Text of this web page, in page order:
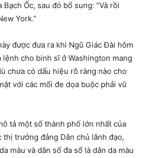
Ốc, sau đó bổ sung: “Và rồi
York.”
được đưa ra khi Ngũ Giác Đài hôm
lệnh cho binh sĩ ở Washington mang
chưa có dấu hiệu rõ ràng nào cho
với các mối đe dọa buộc phải vũ
tả một số thành phố lớn nhất của
trưởng đảng Dân chủ lãnh đạo,
màu và dân số đa số là dân da màu